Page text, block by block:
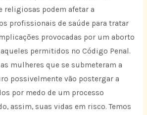
religiosas podem afetar a
profissionais de saúde para tratar
provocadas por um aborto
permitidos no Código Penal.
mulheres que se submeteram a
possivelmente vão postergar a
por medo de um processo
assim, suas vidas em risco. Temos